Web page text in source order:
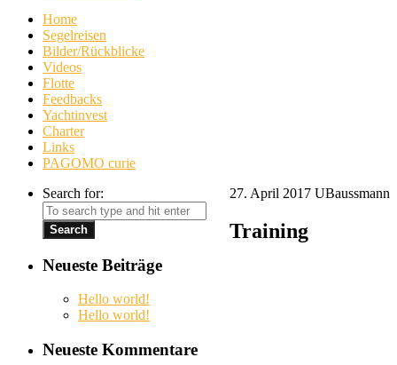
Home
Segelreisen
Bilder/Rückblicke
Videos
Flotte
Feedbacks
Yachtinvest
Charter
Links
PAGOMO curie
27. April 2017 UBaussmann
Training
Search for:
Neueste Beiträge
Hello world!
Hello world!
Neueste Kommentare